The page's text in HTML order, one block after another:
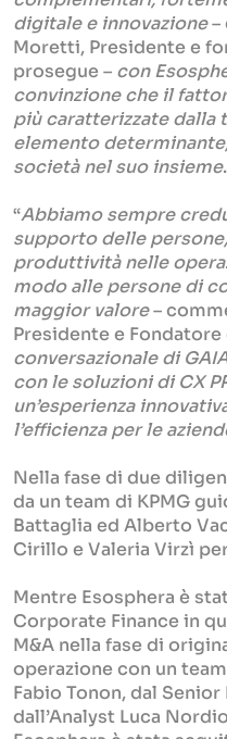
digitale e innovazione–
Moretti, Presidente e
prosegue – con
convinzione che il
più caratterizzate dalla
elemento
società nel suo insieme
“Abbiamo sempre
supporto delle
produttività nelle
modo alle persone di
maggior valore–
Presidente e Fondatore
conversazionale di
con le soluzioni di CX
un’esperienza
l’efficienza per le
Nella fase di due
da un team di KPMG
Battaglia ed Alberto
Cirillo e Valeria Virzì
Mentre Esosphera è
Corporate Finance in
M&A nella fase di
operazione con un
Fabio Tonon, dal
dall’Analyst Luca